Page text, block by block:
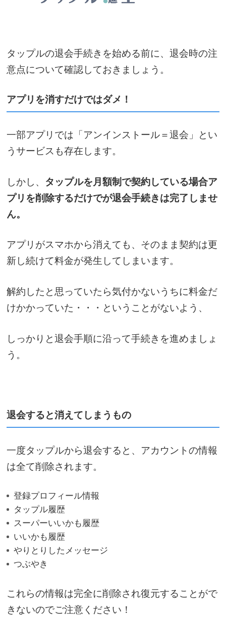
タップルの退会手続きを始める前に、退会時の注
意点について確認しておきましょう。
アプリを消すだけではダメ！
一部アプリでは「アンインストール＝退会」とい
うサービスも存在します。
しかし、 タップルを月額制で契約している場合ア
プリを削除するだけでが退会手続きは完了しませ
ん。
アプリがスマホから消えても、そのまま契約は更
新し続けて料金が発生してしまいます。
解約したと思っていたら気付かないうちに料金だ
けかかっていた・・・ということがないよう、
しっかりと退会手順に沿って手続きを進めましょ
う。
退会すると消えてしまうもの
一度タップルから退会すると、アカウントの情報
は全て削除されます。
登録プロフィール情報
タップル履歴
スーパーいいかも履歴
いいかも履歴
やりとりしたメッセージ
つぶやき
これらの情報は完全に削除され復元することがで
きないのでご注意ください！